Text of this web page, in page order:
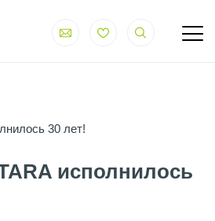
30 лет!
исполнилось